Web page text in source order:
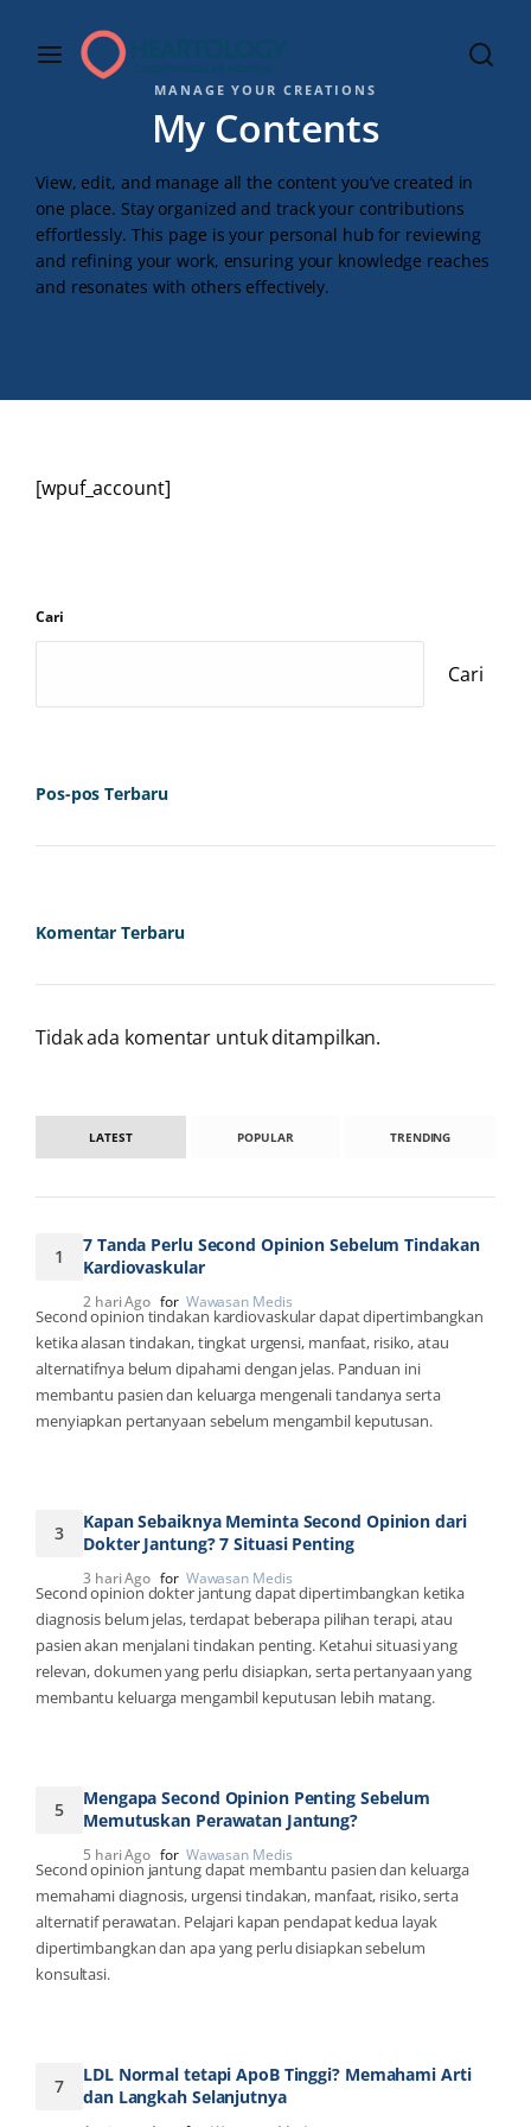
MANAGE YOUR CREATIONS
My Contents
View, edit, and manage all the content you’ve created in
one place. Stay organized and track your contributions
effortlessly. This page is your personal hub for reviewing
and refining your work, ensuring your knowledge reaches
and resonates with others effectively.
[wpuf_account]
Cari
Cari
Pos-pos Terbaru
Komentar Terbaru
Tidak ada komentar untuk ditampilkan.
LATEST POPULAR TRENDING
1
7 Tanda Perlu Second Opinion Sebelum Tindakan
Kardiovaskular
2 hari Ago for Wawasan Medis
Second opinion tindakan kardiovaskular dapat dipertimbangkan
ketika alasan tindakan, tingkat urgensi, manfaat, risiko, atau
alternatifnya belum dipahami dengan jelas. Panduan ini
membantu pasien dan keluarga mengenali tandanya serta
menyiapkan pertanyaan sebelum mengambil keputusan.
3
Kapan Sebaiknya Meminta Second Opinion dari
Dokter Jantung? 7 Situasi Penting
3 hari Ago for Wawasan Medis
Second opinion dokter jantung dapat dipertimbangkan ketika
diagnosis belum jelas, terdapat beberapa pilihan terapi, atau
pasien akan menjalani tindakan penting. Ketahui situasi yang
relevan, dokumen yang perlu disiapkan, serta pertanyaan yang
membantu keluarga mengambil keputusan lebih matang.
5
Mengapa Second Opinion Penting Sebelum
Memutuskan Perawatan Jantung?
5 hari Ago for Wawasan Medis
Second opinion jantung dapat membantu pasien dan keluarga
memahami diagnosis, urgensi tindakan, manfaat, risiko, serta
alternatif perawatan. Pelajari kapan pendapat kedua layak
dipertimbangkan dan apa yang perlu disiapkan sebelum
konsultasi.
7
LDL Normal tetapi ApoB Tinggi? Memahami Arti
dan Langkah Selanjutnya